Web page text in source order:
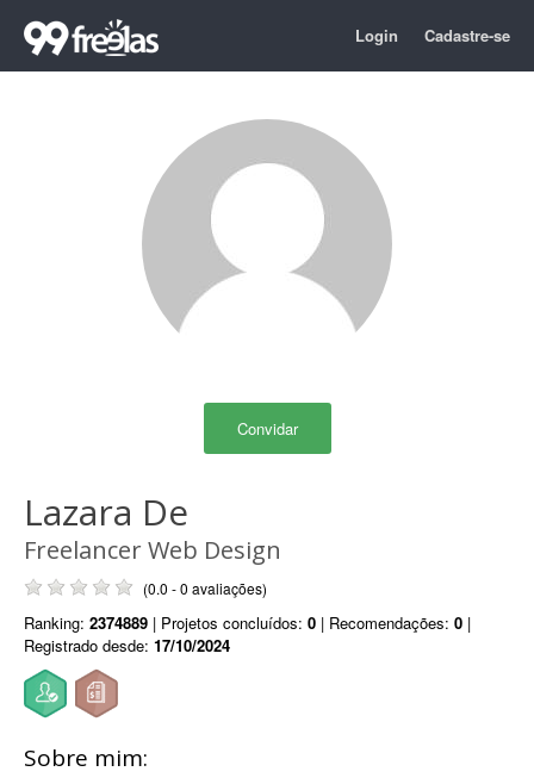
Login Cadastre-se
Convidar
Lazara De
Freelancer Web Design
(0.0 - 0 avaliações)
Ranking: 2374889 | Projetos concluídos: 0 | Recomendações: 0 |
Registrado desde: 17/10/2024
Sobre mim: